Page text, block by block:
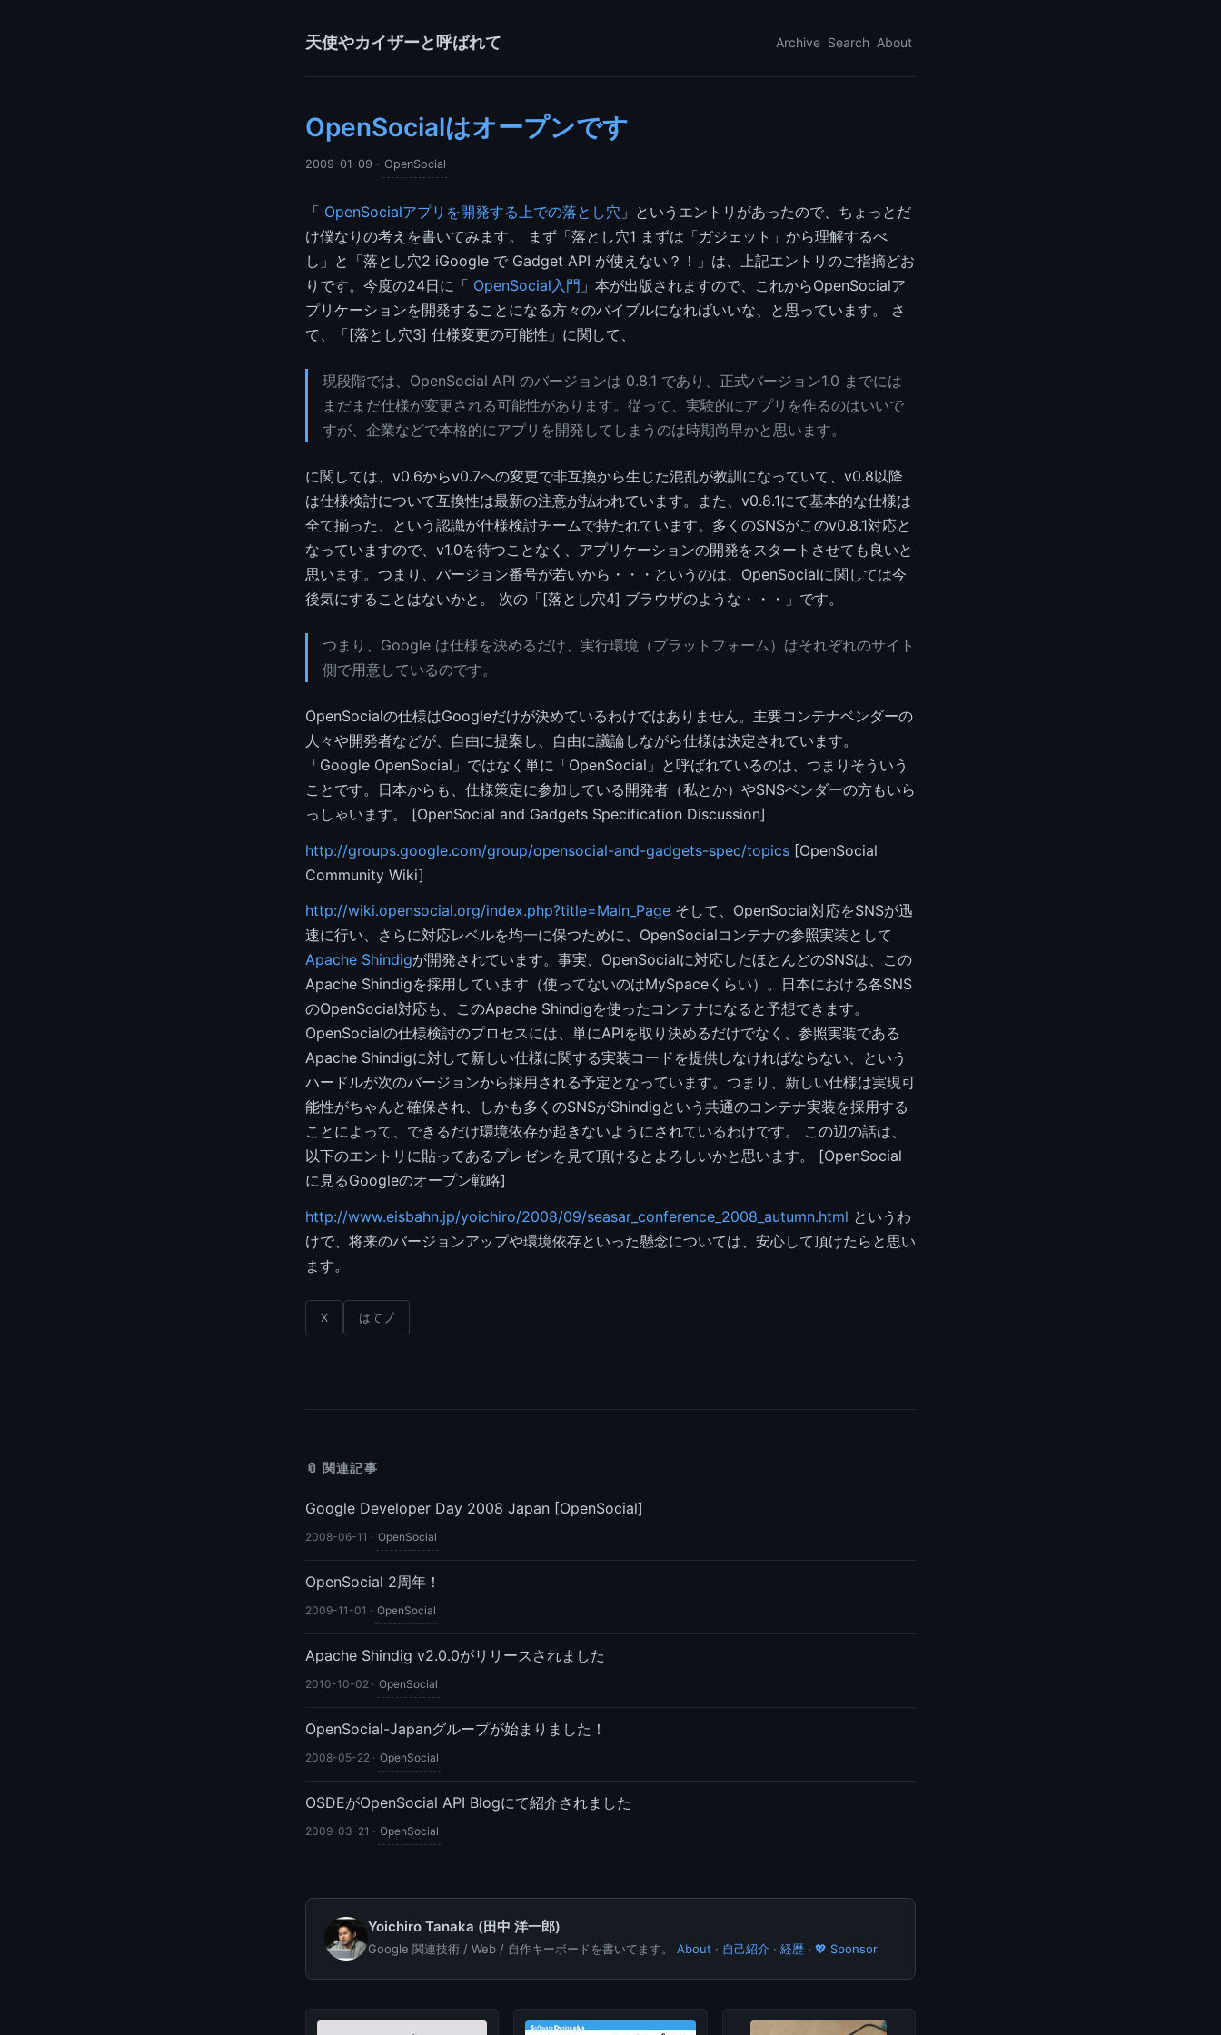
天使やカイザーと呼ばれて Archive Search About
OpenSocialはオープンです
2009-01-09 · OpenSocial
「 OpenSocialアプリを開発する上での落とし穴 」というエントリがあったので、ちょっとだ
け僕なりの考えを書いてみます。 まず「落とし穴1 まずは「ガジェット」から理解するべ
し」と「落とし穴2 iGoogle で Gadget API が使えない？！」は、上記エントリのご指摘どお
りです。今度の24日に「 OpenSocial入門 」本が出版されますので、これからOpenSocialア
プリケーションを開発することになる方々のバイブルになればいいな、と思っています。 さ
て、「[落とし穴3] 仕様変更の可能性」に関して、
現段階では、OpenSocial API のバージョンは 0.8.1 であり、正式バージョン1.0 までには
まだまだ仕様が変更される可能性があります。従って、実験的にアプリを作るのはいいで
すが、企業などで本格的にアプリを開発してしまうのは時期尚早かと思います。
に関しては、v0.6からv0.7への変更で非互換から生じた混乱が教訓になっていて、v0.8以降
は仕様検討について互換性は最新の注意が払われています。また、v0.8.1にて基本的な仕様は
全て揃った、という認識が仕様検討チームで持たれています。多くのSNSがこのv0.8.1対応と
なっていますので、v1.0を待つことなく、アプリケーションの開発をスタートさせても良いと
思います。つまり、バージョン番号が若いから・・・というのは、OpenSocialに関しては今
後気にすることはないかと。 次の「[落とし穴4] ブラウザのような・・・」です。
つまり、Google は仕様を決めるだけ、実行環境（プラットフォーム）はそれぞれのサイト
側で用意しているのです。
OpenSocialの仕様はGoogleだけが決めているわけではありません。主要コンテナベンダーの
人々や開発者などが、自由に提案し、自由に議論しながら仕様は決定されています。
「Google OpenSocial」ではなく単に「OpenSocial」と呼ばれているのは、つまりそういう
ことです。日本からも、仕様策定に参加している開発者（私とか）やSNSベンダーの方もいら
っしゃいます。 [OpenSocial and Gadgets Specification Discussion]
http://groups.google.com/group/opensocial-and-gadgets-spec/topics [OpenSocial
Community Wiki]
http://wiki.opensocial.org/index.php?title=Main_Page そして、OpenSocial対応をSNSが迅
速に行い、さらに対応レベルを均一に保つために、OpenSocialコンテナの参照実装として
Apache Shindigが開発されています。事実、OpenSocialに対応したほとんどのSNSは、この
Apache Shindigを採用しています（使ってないのはMySpaceくらい）。日本における各SNS
のOpenSocial対応も、このApache Shindigを使ったコンテナになると予想できます。
OpenSocialの仕様検討のプロセスには、単にAPIを取り決めるだけでなく、参照実装である
Apache Shindigに対して新しい仕様に関する実装コードを提供しなければならない、という
ハードルが次のバージョンから採用される予定となっています。つまり、新しい仕様は実現可
能性がちゃんと確保され、しかも多くのSNSがShindigという共通のコンテナ実装を採用する
ことによって、できるだけ環境依存が起きないようにされているわけです。 この辺の話は、
以下のエントリに貼ってあるプレゼンを見て頂けるとよろしいかと思います。 [OpenSocial
に見るGoogleのオープン戦略]
http://www.eisbahn.jp/yoichiro/2008/09/seasar_conference_2008_autumn.html というわ
けで、将来のバージョンアップや環境依存といった懸念については、安心して頂けたらと思い
ます。
X はてブ
📎 関連記事
Google Developer Day 2008 Japan [OpenSocial]
2008-06-11 · OpenSocial
OpenSocial 2周年！
2009-11-01 · OpenSocial
Apache Shindig v2.0.0がリリースされました
2010-10-02 · OpenSocial
OpenSocial-Japanグループが始まりました！
2008-05-22 · OpenSocial
OSDEがOpenSocial API Blogにて紹介されました
2009-03-21 · OpenSocial
Yoichiro Tanaka (田中 洋一郎)
Google 関連技術 / Web / 自作キーボードを書いてます。 About · 自己紹介 · 経歴 · 💖 Sponsor